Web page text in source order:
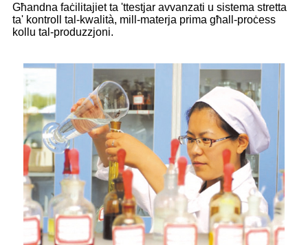
Għandna faċilitajiet ta 'ttestjar avvanzati u sistema stretta
ta' kontroll tal-kwalità, mill-materja prima għall-proċess
kollu tal-produzzjoni.